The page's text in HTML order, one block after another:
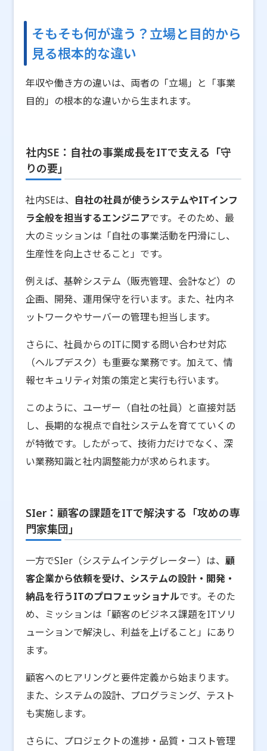
そもそも何が違う？立場と目的から
見る根本的な違い
年収や働き方の違いは、両者の「立場」と「事業
目的」の根本的な違いから生まれます。
社内SE：自社の事業成長をITで支える「守
りの要」
社内SEは、 自社の社員が使うシステムやITインフ
ラ全般を担当するエンジニアです。そのため、最
大のミッションは「自社の事業活動を円滑にし、
生産性を向上させること」です。
例えば、基幹システム（販売管理、会計など）の
企画、開発、運用保守を行います。また、社内ネ
ットワークやサーバーの管理も担当します。
さらに、社員からのITに関する問い合わせ対応
（ヘルプデスク）も重要な業務です。加えて、情
報セキュリティ対策の策定と実行も行います。
このように、ユーザー（自社の社員）と直接対話
し、長期的な視点で自社システムを育てていくの
が特徴です。したがって、技術力だけでなく、深
い業務知識と社内調整能力が求められます。
SIer：顧客の課題をITで解決する「攻めの専
門家集団」
一方でSIer（システムインテグレーター）は、 顧
客企業から依頼を受け、システムの設計・開発・
納品を行うITのプロフェッショナルです。そのた
め、ミッションは「顧客のビジネス課題をITソリ
ューションで解決し、利益を上げること」にあり
ます。
顧客へのヒアリングと要件定義から始まります。
また、システムの設計、プログラミング、テスト
も実施します。
さらに、プロジェクトの進捗・品質・コスト管理